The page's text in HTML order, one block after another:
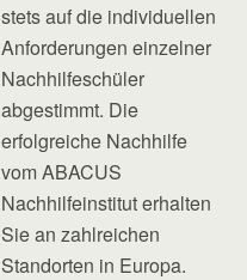
stets auf die individuellen
Anforderungen einzelner
Nachhilfeschüler
abgestimmt. Die
erfolgreiche Nachhilfe
vom ABACUS
Nachhilfeinstitut erhalten
Sie an zahlreichen
Standorten in Europa.